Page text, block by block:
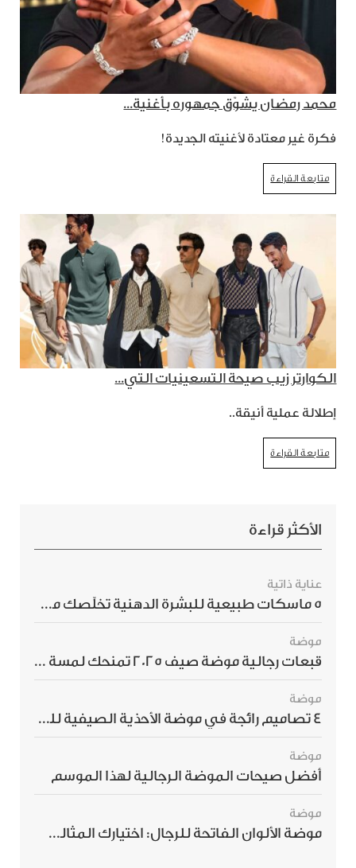
محمد رمضان يشوّق جمهوره بأغنية...
فكرة غير معتادة لأغنيته الجديدة!
متابعة القراءة
الكوارتر زيب صيحة التسعينيات التي...
إطلالة عملية أنيقة..
متابعة القراءة
الأكثر قراءة
عناية ذاتية
5 ماسكات طبيعية للبشرة الدهنية تخلّصك من الحبوب بسرعة
موضة
قبعات رجالية موضة صيف 2025 تمنحك لمسة أناقة استثنائية
موضة
4 تصاميم رائجة في موضة الأحذية الصيفية للرجال هذا الموسم
موضة
أفضل صيحات الموضة الرجالية لهذا الموسم
موضة
موضة الألوان الفاتحة للرجال: اختيارك المثالي لإطلالة صيفية مبهرة